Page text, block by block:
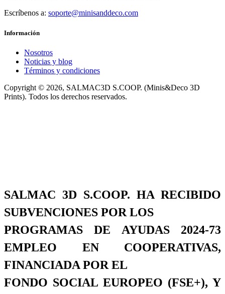
Escríbenos a: soporte@minisanddeco.com
Información
Nosotros
Noticias y blog
Términos y condiciones
Copyright © 2026, SALMAC3D S.COOP. (Minis&Deco 3D
Prints). Todos los derechos reservados.
SALMAC 3D S.COOP. HA RECIBIDO
SUBVENCIONES POR LOS
PROGRAMAS DE AYUDAS 2024-73
EMPLEO EN COOPERATIVAS,
FINANCIADA POR EL
FONDO SOCIAL EUROPEO (FSE+), Y